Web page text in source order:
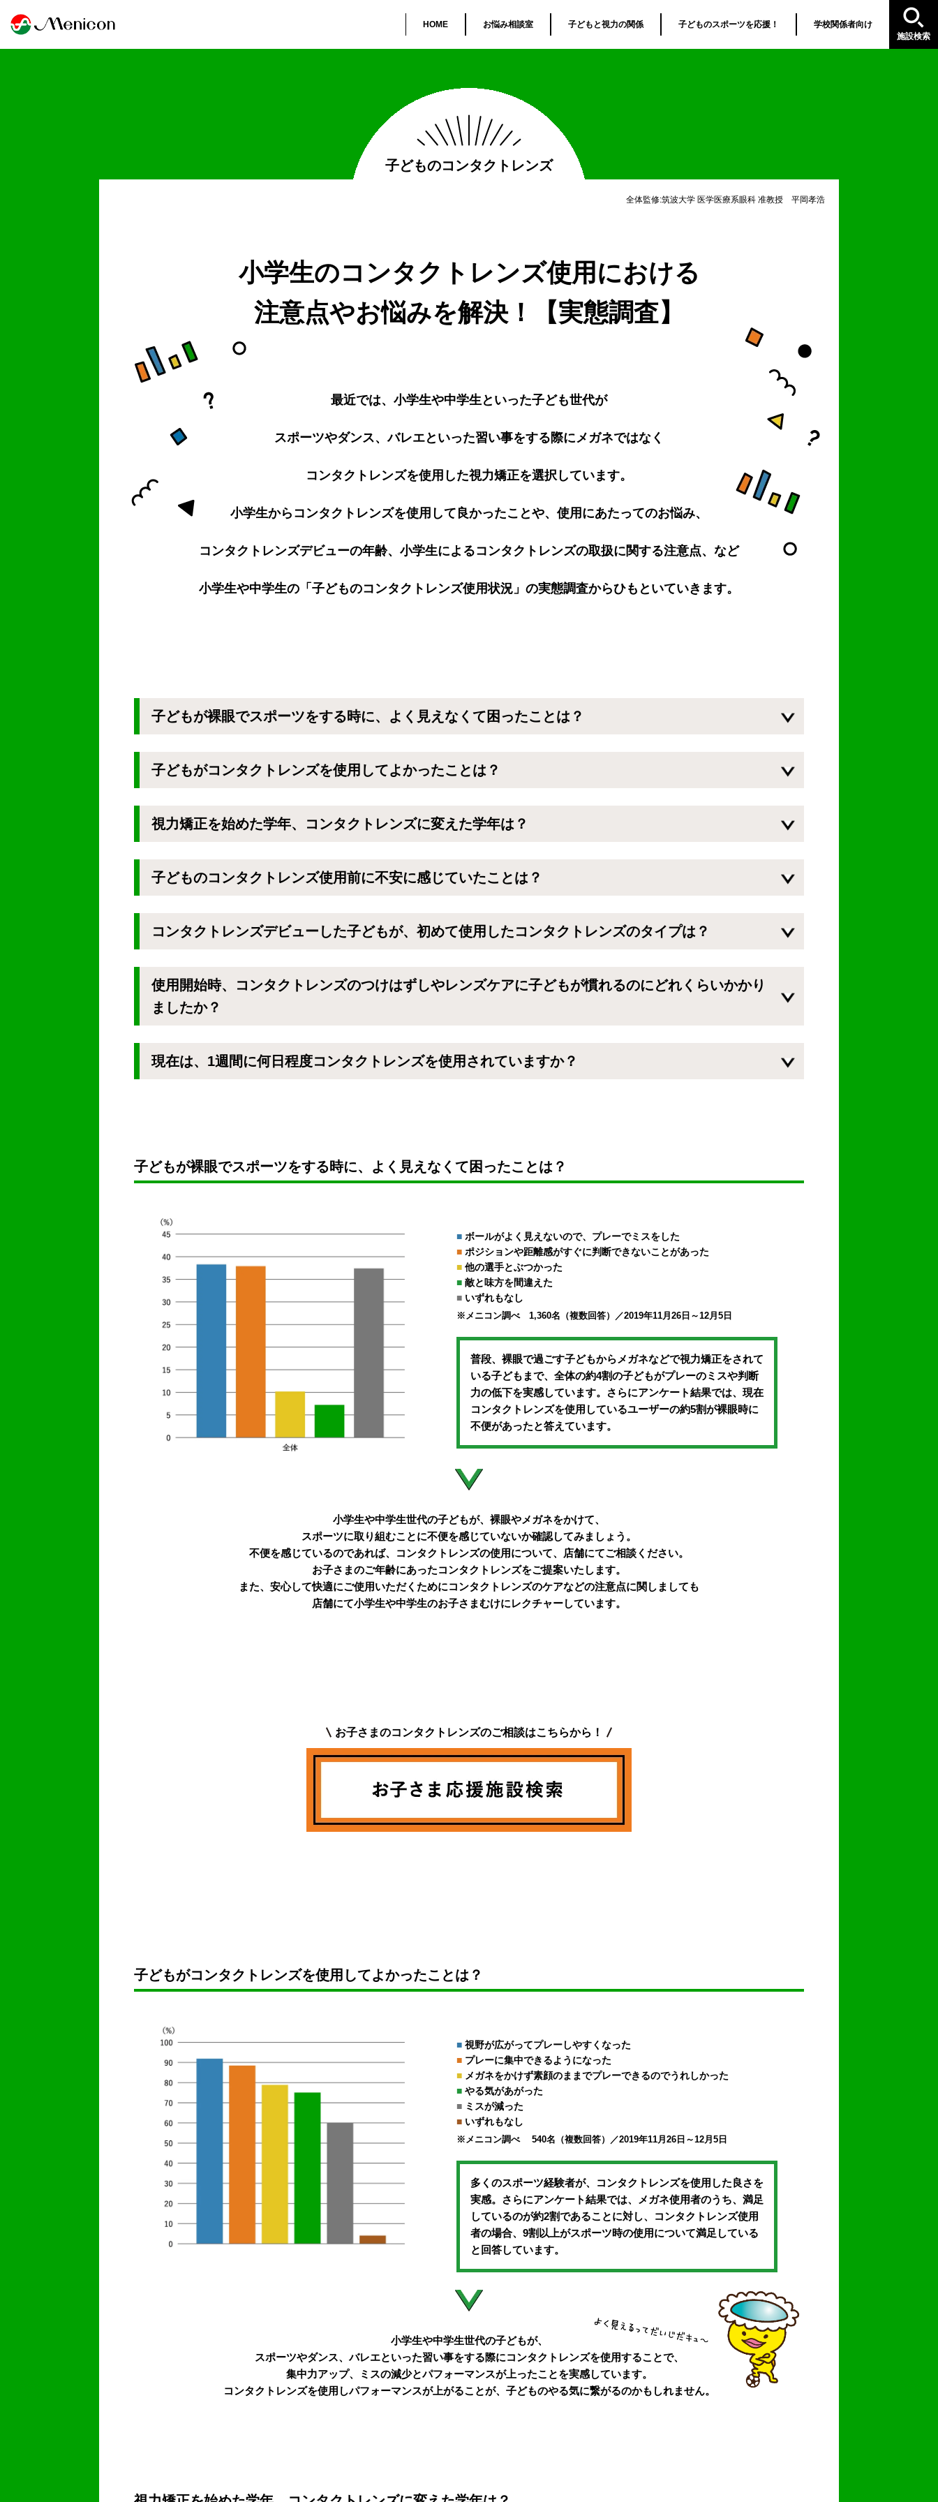
HOME お悩み相談室 子どもと視力の関係 子どものスポーツを応援！
学校関係者向け
施設検索
子どものコンタクトレンズ
全体監修:筑波大学 医学医療系眼科 准教授 平岡孝浩
小学生のコンタクトレンズ使用における
注意点やお悩みを解決！
【実態調査】
最近では、小学生や中学生といった子ども世代が
スポーツやダンス、バレエといった習い事をする際にメガネではなく
コンタクトレンズを使用した視力矯正を選択しています。
小学生からコンタクトレンズを使用して良かったことや、 使用にあたってのお悩み、
コンタクトレンズデビューの年齢、 小学生によるコンタクトレンズの取扱に関する注意点、など
小学生や中学生の 「子どものコンタクトレンズ使用状況」の実態調査からひもといていきます。
子どもが裸眼でスポーツをする時に、よく見えなくて困ったことは？
子どもがコンタクトレンズを使用してよかったことは？
視力矯正を始めた学年、コンタクトレンズに変えた学年は？
子どものコンタクトレンズ使用前に不安に感じていたことは？
コンタクトレンズデビューした子どもが、初めて使用したコンタクトレンズのタイプは？
使用開始時、コンタクトレンズのつけはずしやレンズケアに子どもが慣れるのにどれくらいかかり
ましたか？
現在は、1週間に何日程度コンタクトレンズを使用されていますか？
子どもが裸眼でスポーツをする時に、 よく見えなくて困ったことは？
■ ボールがよく見えないので、プレーでミスをした
■ ポジションや距離感がすぐに判断できないことがあった
■ 他の選手とぶつかった
■ 敵と味方を間違えた
■ いずれもなし
※メニコン調べ 1,360名（複数回答）／2019年11月26日～12月5日
普段、裸眼で過ごす子どもからメガネなどで視力矯正をされて
いる子どもまで、全体の約4割の子どもがプレーのミスや判断
力の低下を実感しています。さらにアンケート結果では、現在
コンタクトレンズを使用しているユーザーの約5割が裸眼時に
不便があったと答えています。
小学生や中学生世代の子どもが、 裸眼やメガネをかけて、
スポーツに取り組むことに不便を感じていないか確認してみましょう。
不便を感じているのであれば、コンタクトレンズの使用について、店舗にてご相談ください。
お子さまのご年齢にあったコンタクトレンズをご提案いたします。
また、安心して快適にご使用いただくためにコンタクトレンズのケアなどの注意点に関しましても
店舗にて小学生や中学生のお子さまむけにレクチャーしています。
お子さまのコンタクトレンズのご相談はこちらから！
子どもがコンタクトレンズを使用してよかったことは？
■ 視野が広がってプレーしやすくなった
■ プレーに集中できるようになった
■ メガネをかけず素顔のままでプレーできるのでうれしかった
■ やる気があがった
■ ミスが減った
■ いずれもなし
※メニコン調べ 540名（複数回答）／2019年11月26日～12月5日
多くのスポーツ経験者が、コンタクトレンズを使用した良さを
実感。さらにアンケート結果では、メガネ使用者のうち、満足
しているのが約2割であることに対し、コンタクトレンズ使用
者の場合、9割以上がスポーツ時の使用について満足している
と回答しています。
小学生や中学生世代の子どもが、
スポーツやダンス、バレエといった習い事をする際にコンタクトレンズを使用することで、
集中力アップ、ミスの減少とパフォーマンスが上ったことを実感しています。
コンタクトレンズを使用しパフォーマンスが上がることが、 子どものやる気に繋がるのかもしれません。